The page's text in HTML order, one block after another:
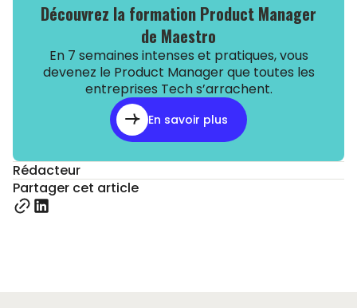
Découvrez la formation Product Manager
de Maestro
En 7 semaines intenses et pratiques, vous
devenez le Product Manager que toutes les
entreprises Tech s’arrachent.
En savoir plus
Rédacteur
Partager cet article